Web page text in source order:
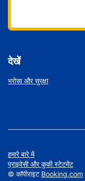
देखें
भरोसा और सुरक्षा
हमारे बारे में
प्राइवेसी और कुकी स्टेटमेंट
© कॉपीराइट Booking.com